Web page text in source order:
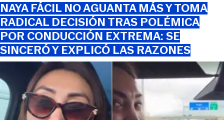
NAYA FÁCIL NO AGUANTA MÁS Y TOMA
RADICAL DECISIÓN TRAS POLÉMICA
POR CONDUCCIÓN EXTREMA: SE
SINCERÓ Y EXPLICÓ LAS RAZONES